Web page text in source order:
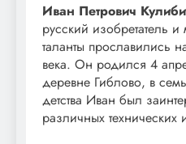
Иван Петрович
русский изобретатель
таланты прославились
века. Он родился 4
деревне Гиблово, в
детства Иван был
различных технических